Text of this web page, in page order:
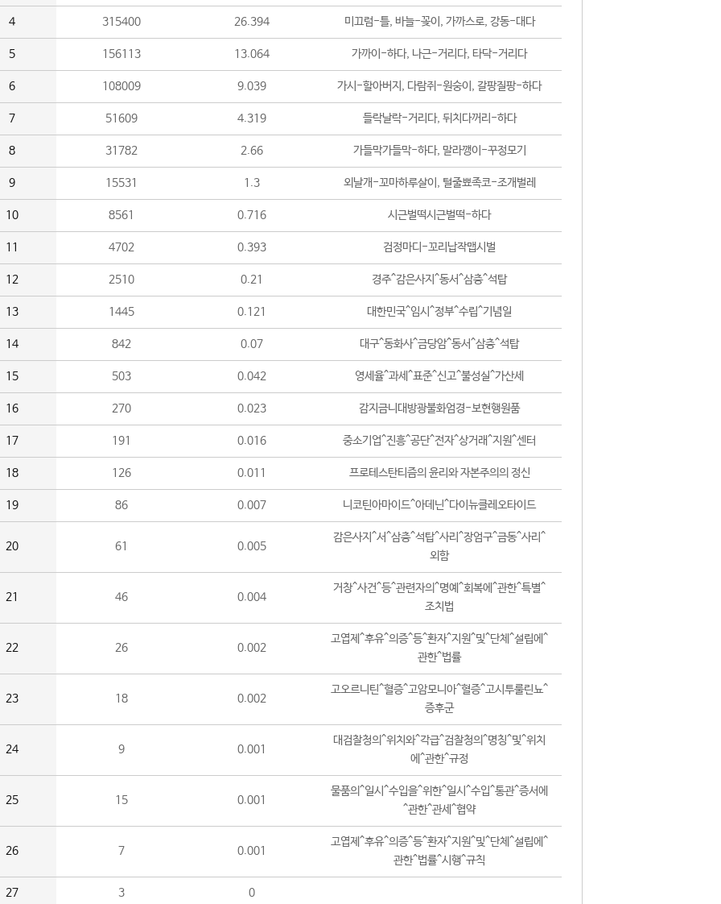
4 315400 26.394 미끄럼-틀, 바늘-꽂이, 가까스로, 강동-대다
5 156113 13.064 가까이-하다, 나근-거리다, 타닥-거리다
6 108009 9.039 가시-할아버지, 다람쥐-원숭이, 갈팡질팡-하다
7 51609 4.319 들락날락-거리다, 뒤치다꺼리-하다
8 31782 2.66 가들막가들막-하다, 말라깽이-꾸정모기
9 15531 1.3 외날개-꼬마하루살이, 털줄뾰족코-조개벌레
10 8561 0.716 시근벌떡시근벌떡-하다
11 4702 0.393 검정마디-꼬리납작맵시벌
12 2510 0.21 경주^감은사지^동서^삼층^석탑
13 1445 0.121 대한민국^임시^정부^수립^기념일
14 842 0.07 대구^동화사^금당암^동서^삼층^석탑
15 503 0.042 영세율^과세^표준^신고^불성실^가산세
16 270 0.023 감지금니대방광불화엄경-보현행원품
17 191 0.016 중소기업^진흥^공단^전자^상거래^지원^센터
18 126 0.011 프로테스탄티즘의 윤리와 자본주의의 정신
19 86 0.007 니코틴아마이드^아데닌^다이뉴클레오타이드
20 61 0.005
감은사지^서^삼층^석탑^사리^장엄구^금동^사리^
외함
21 46 0.004
거창^사건^등^관련자의^명예^회복에^관한^특별^
조치법
22 26 0.002
고엽제^후유^의증^등^환자^지원^및^단체^설립에^
관한^법률
23 18 0.002
고오르니틴^혈증^고암모니아^혈증^고시투룰린뇨^
증후군
24 9 0.001
대검찰청의^위치와^각급^검찰청의^명칭^및^위치
에^관한^규정
25 15 0.001
물품의^일시^수입을^위한^일시^수입^통관^증서에
^관한^관세^협약
26 7 0.001
고엽제^후유^의증^등^환자^지원^및^단체^설립에^
관한^법률^시행^규칙
27 3 0